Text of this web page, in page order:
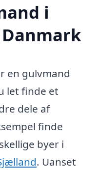
i
en gulvmand
let finde et
dele af
finde
byer i
. Uanset